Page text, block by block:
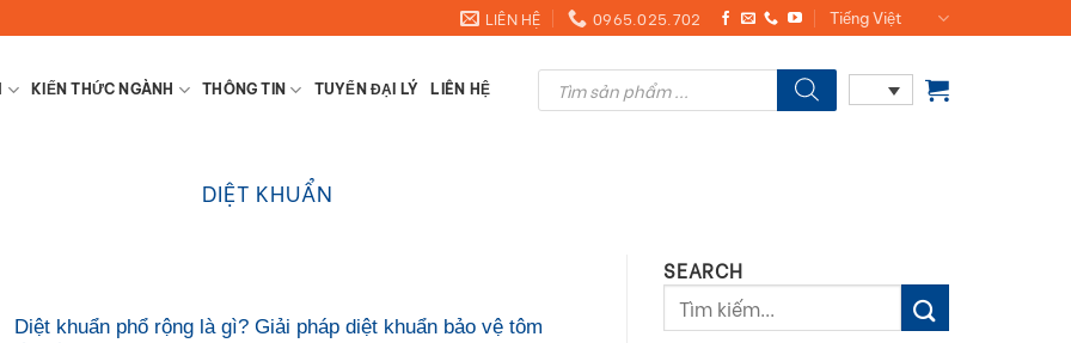
LIÊN HỆ 0965.025.702 Tiếng Việt
KIẾN THỨC NGÀNH THÔNG TIN TUYỂN ĐẠI LÝ LIÊN HỆ
Products
search
DIỆT KHUẨN
Diệt khuẩn phổ rộng là gì? Giải pháp diệt khuẩn bảo vệ tôm
SEARCH